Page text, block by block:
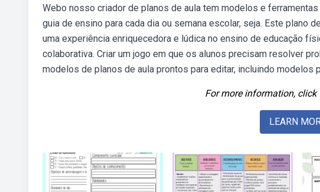
Webo nosso criador de planos de aula tem modelos e
guia de ensino para cada dia ou semana escolar, seja. Este plano
uma experiência enriquecedora e lúdica no ensino de educação
colaborativa. Criar um jogo em que os alunos precisam resolver
modelos de planos de aula prontos para editar, incluindo
For more information, click
LEARN